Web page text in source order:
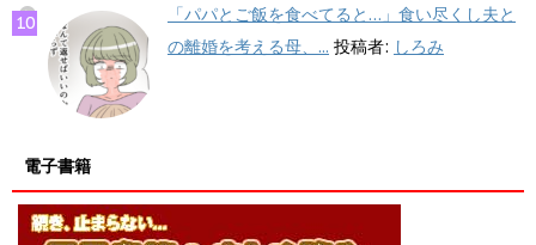
「パパとご飯を食べてると…」食い尽くし夫と
の離婚を考える母、... 投稿者: しろみ
電子書籍